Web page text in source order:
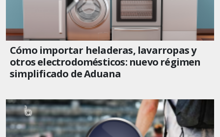
Cómo importar heladeras, lavarropas y
otros electrodomésticos: nuevo régimen
simplificado de Aduana